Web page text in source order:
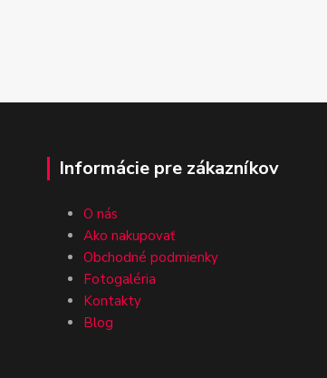
Informácie pre zákazníkov
O nás
Ako nakupovať
Obchodné podmienky
Fotogaléria
Kontakty
Blog